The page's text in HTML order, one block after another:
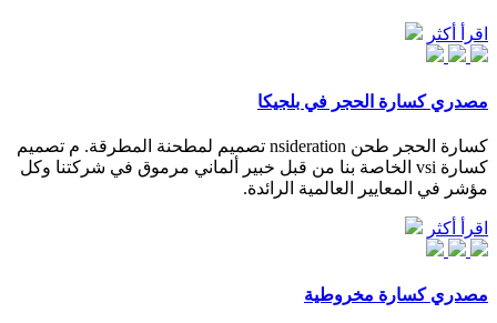
اقرأ أكثر
مصدري كسارة الحجر في بلجيكا
كسارة الحجر طحن nsideration تصميم لمطحنة المطرقة. م تصميم
كسارة vsi الخاصة بنا من قبل خبير ألماني مرموق في شركتنا وكل
مؤشر في المعايير العالمية الرائدة.
اقرأ أكثر
مصدري كسارة مخروطية